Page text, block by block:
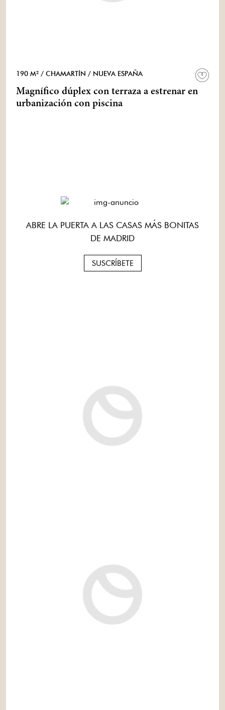
190 M² / CHAMARTÍN / NUEVA ESPAÑA
Magnífico dúplex con terraza a estrenar en
urbanización con piscina
ABRE LA PUERTA A LAS CASAS MÁS BONITAS
DE MADRID
SUSCRÍBETE